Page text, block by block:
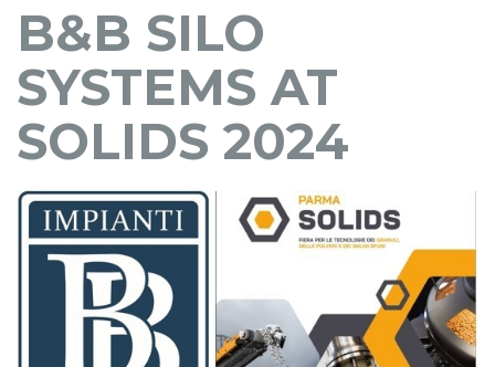
B&B SILO
SYSTEMS AT
SOLIDS 2024